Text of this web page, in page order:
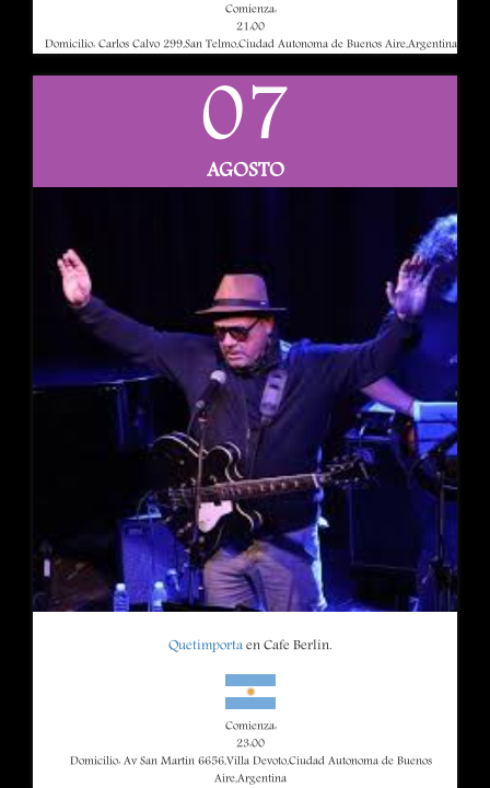
Comienza:
21:00
Domicilio: Carlos Calvo 299,San Telmo,Ciudad Autonoma de Buenos Aire,Argentina
07
AGOSTO
Quetimportaen Cafe Berlin.
Comienza:
23:00
Domicilio: Av San Martin 6656,Villa Devoto,Ciudad Autonoma de Buenos
Aire,Argentina